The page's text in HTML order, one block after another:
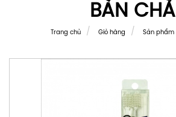
BÀN CHẢI
Trang chủ Giỏ hàng Sản phẩm